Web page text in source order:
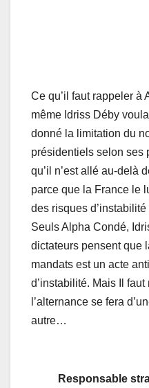
Ce qu’il faut rappeler à
même Idriss Déby
donné la limitation du
présidentiels selon ses
qu’il n’est allé au-delà
parce que la France le
des risques
Seuls Alpha Condé,
dictateurs pensent que
mandats est un acte
d’instabilité. Mais Il
l’alternance se fera
autre…
Responsable